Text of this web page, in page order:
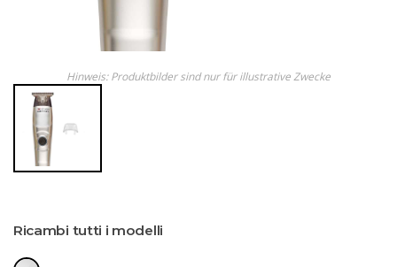
Hinweis: Produktbilder sind nur für illustrative Zwecke
Ricambi tutti i modelli